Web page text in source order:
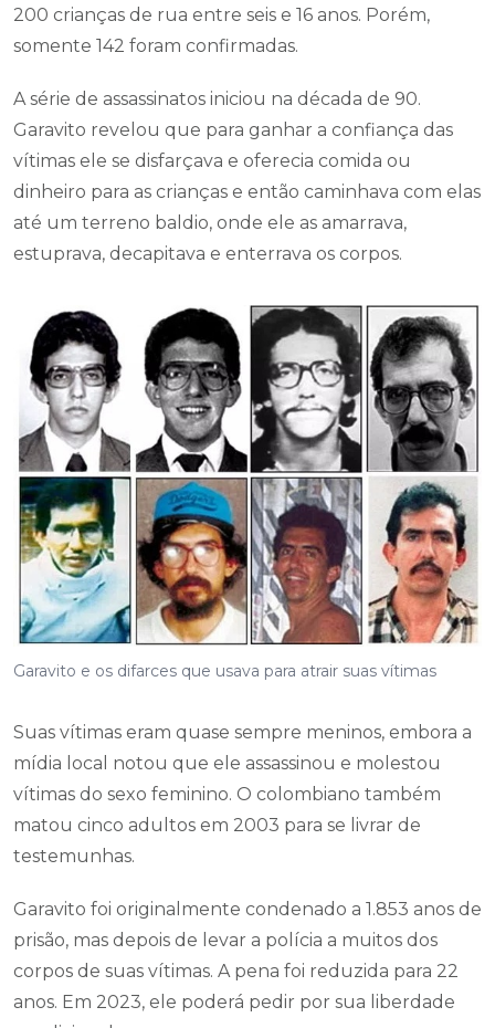
200 crianças de rua entre seis e 16 anos. Porém,
somente 142 foram confirmadas.
A série de assassinatos iniciou na década de 90.
Garavito revelou que para ganhar a confiança das
vítimas ele se disfarçava e oferecia comida ou
dinheiro para as crianças e então caminhava com elas
até um terreno baldio, onde ele as amarrava,
estuprava, decapitava e enterrava os corpos.
Garavito e os difarces que usava para atrair suas vítimas
Suas vítimas eram quase sempre meninos, embora a
mídia local notou que ele assassinou e molestou
vítimas do sexo feminino. O colombiano também
matou cinco adultos em 2003 para se livrar de
testemunhas.
Garavito foi originalmente condenado a 1.853 anos de
prisão, mas depois de levar a polícia a muitos dos
corpos de suas vítimas. A pena foi reduzida para 22
anos. Em 2023, ele poderá pedir por sua liberdade